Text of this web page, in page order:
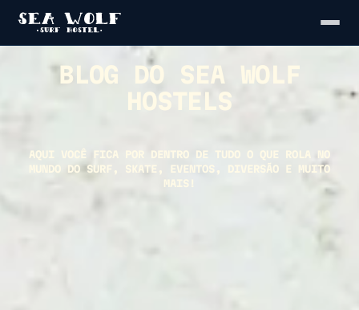
BLOG DO SEA WOLF
HOSTELS
AQUI VOCÊ FICA POR DENTRO DE TUDO O QUE ROLA NO
MUNDO DO SURF, SKATE, EVENTOS, DIVERSÃO E MUITO
MAIS!